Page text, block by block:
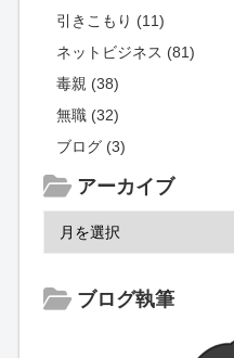
引きこもり (11)
ネットビジネス (81)
毒親 (38)
無職 (32)
ブログ (3)
アーカイブ
ブログ執筆